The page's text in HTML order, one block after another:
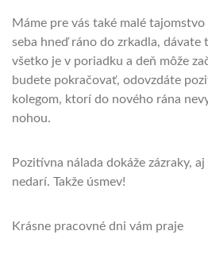
Máme pre vás také malé tajomstvo
seba hneď ráno do zrkadla, dávate
všetko je v poriadku a deň môže
budete pokračovať, odovzdáte
kolegom, ktorí do nového rána
nohou.
Pozitívna nálada dokáže zázraky,
nedarí. Takže úsmev!
Krásne pracovné dni vám praje